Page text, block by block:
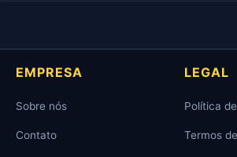
EMPRESA
Sobre nós
Contato
LEGAL
Política
Termos